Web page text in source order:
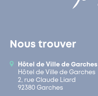
Nous trouver
Hôtel de Ville de Garches
Hôtel de Ville de Garches
2, rue Claude Liard
92380 Garches